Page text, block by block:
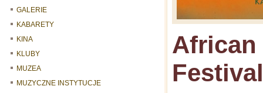
GALERIE
KABARETY
KINA
KLUBY
MUZEA
MUZYCZNE INSTYTUCJE
African